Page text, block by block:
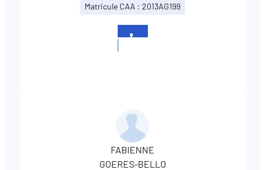
Matricule CAA : 2013AG199
FABIENNE
GOERES-BELLO